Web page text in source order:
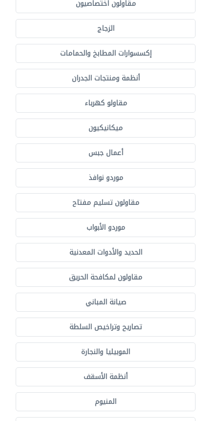
مقاولون اختصاصيون
الزجاج
إكسسوارات المطابخ والحمامات
أنظمة ومنتجات الجدران
مقاولو كهرباء
ميكانيكيون
أعمال جبس
موردو نوافذ
مقاولون تسليم مفتاح
موردو الأبواب
الحديد والأدوات المعدنية
مقاولون لمكافحة الحريق
صيانة المباني
تصاريح وتراخيص السلطة
الموبيليا والنجارة
أنظمة الأسقف
المنيوم